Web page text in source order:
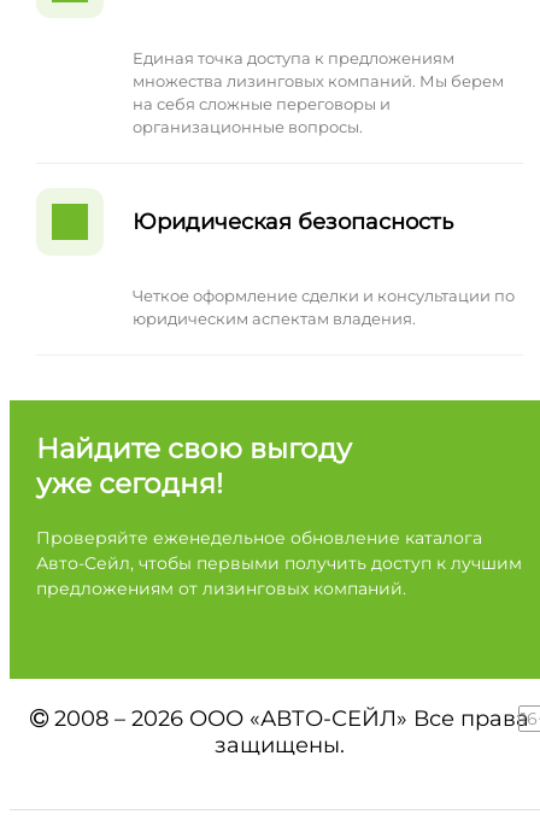
Единая точка доступа к предложениям
множества лизинговых компаний. Мы берем
на себя сложные переговоры и
организационные вопросы.
Юридическая безопасность
Четкое оформление сделки и консультации по
юридическим аспектам владения.
Найдите свою выгоду
уже сегодня!
Проверяйте еженедельное обновление каталога
Авто-Сейл, чтобы первыми получить доступ к лучшим
предложениям от лизинговых компаний.
2008 – 2026 ООО «АВТО-СЕЙЛ» Все права
защищены.